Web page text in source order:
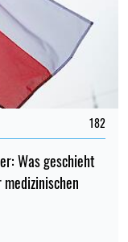
182
Was geschieht